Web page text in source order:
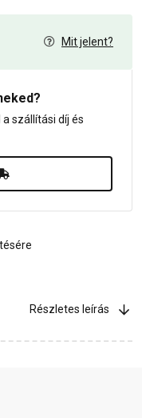
Mit jelent?
szállítási díj és
Részletes leírás